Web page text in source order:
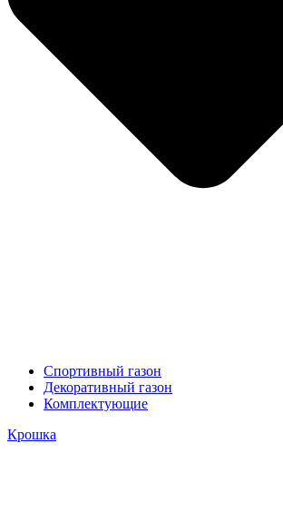
Спортивный газон
Декоративный газон
Комплектующие
Крошка